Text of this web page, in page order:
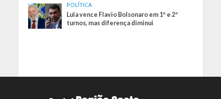
POLÍTICA
Lula vence Flavio Bolsonaro em 1º e 2º
turnos, mas diferença diminui